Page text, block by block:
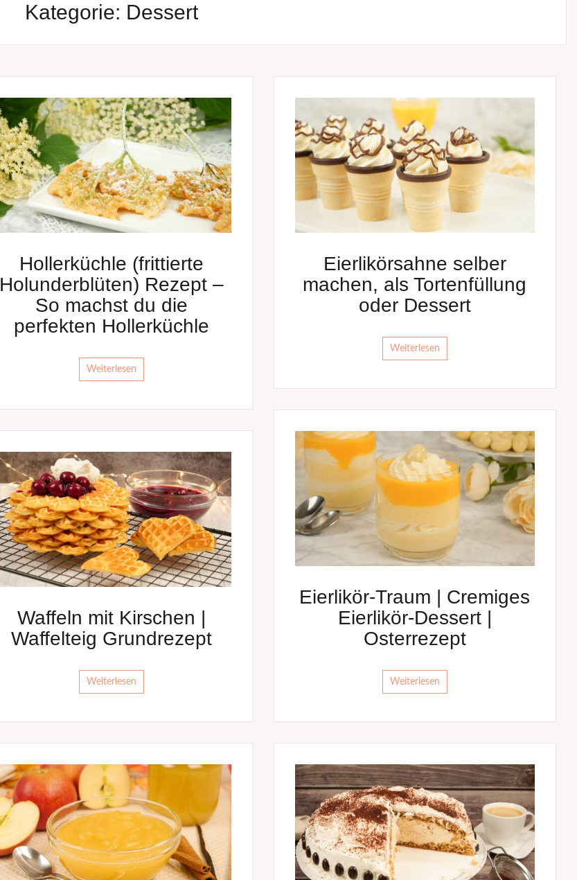
Kategorie: Dessert
Hollerküchle (frittierte
Holunderblüten) Rezept –
So machst du die
perfekten Hollerküchle
Weiterlesen
Eierlikörsahne selber
machen, als Tortenfüllung
oder Dessert
Weiterlesen
Eierlikör-Traum | Cremiges
Eierlikör-Dessert |
Osterrezept
Weiterlesen
Waffeln mit Kirschen |
Waffelteig Grundrezept
Weiterlesen